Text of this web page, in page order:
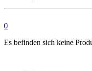
0
Es befinden sich keine